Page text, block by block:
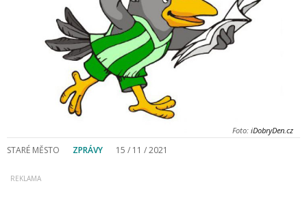
Foto: iDobryDen.cz
STARÉ MĚSTO ZPRÁVY 15 / 11 / 2021